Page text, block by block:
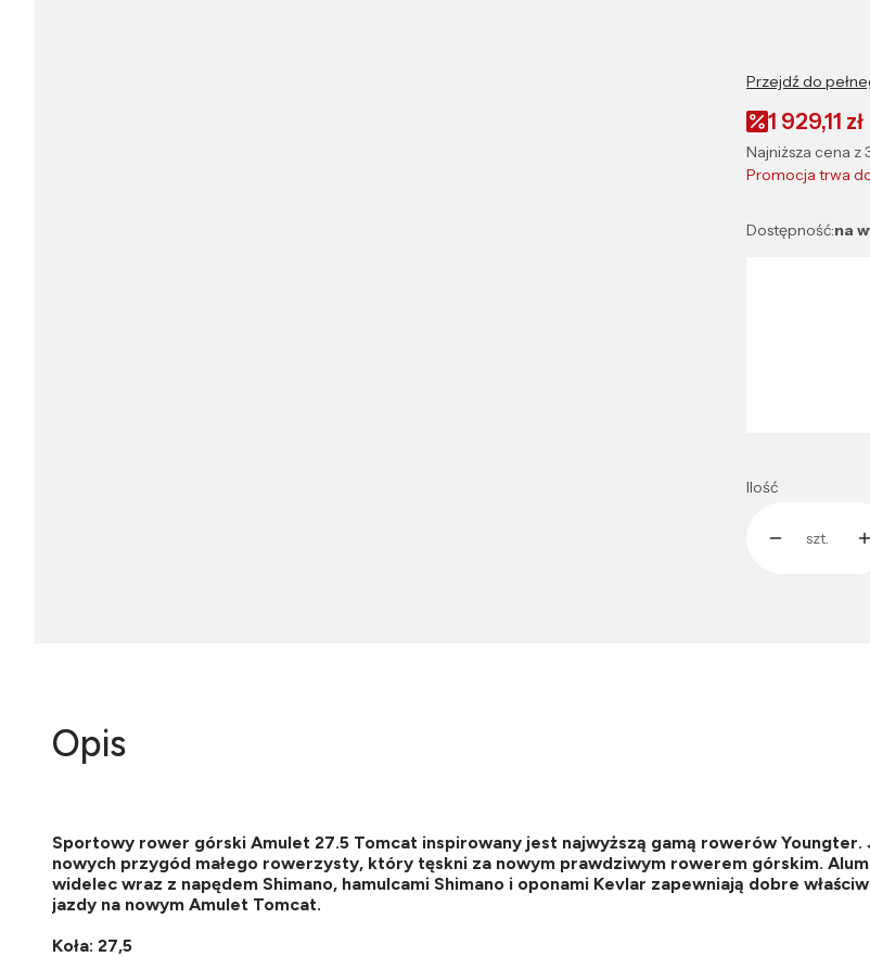
Przejdź do
1 929,11 zł
Najniższa cena z
Promocja trwa
Dostępność:na
Ilość
szt.
Opis
Sportowy rower górski Amulet 27.5 Tomcat inspirowany jest najwyższą gamą rowerów
nowych przygód małego rowerzysty, który tęskni za nowym prawdziwym rowerem górskim.
widelec wraz z napędem Shimano, hamulcami Shimano i oponami Kevlar zapewniają dobre
jazdy na nowym Amulet Tomcat.
Koła: 27,5